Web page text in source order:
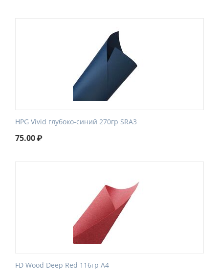
HPG Vivid глубоко-синий 270гр SRA3
75.00₽
FD Wood Deep Red 116гр А4